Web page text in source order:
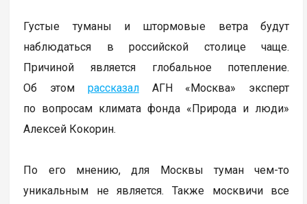
Густые туманы и штормовые ветра будут
наблюдаться в российской столице чаще.
Причиной является глобальное потепление.
Об этом рассказалАГН «Москва» эксперт
по вопросам климата фонда «Природа и люди»
Алексей Кокорин.
По его мнению, для Москвы туман чем-то
уникальным не является. Также москвичи все